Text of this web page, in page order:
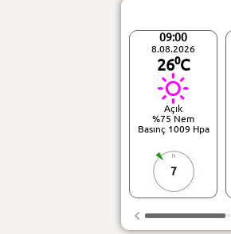
09:00
8.08.2026
26⁰C
Açık
%75 Nem
Basınç 1009 Hpa
7